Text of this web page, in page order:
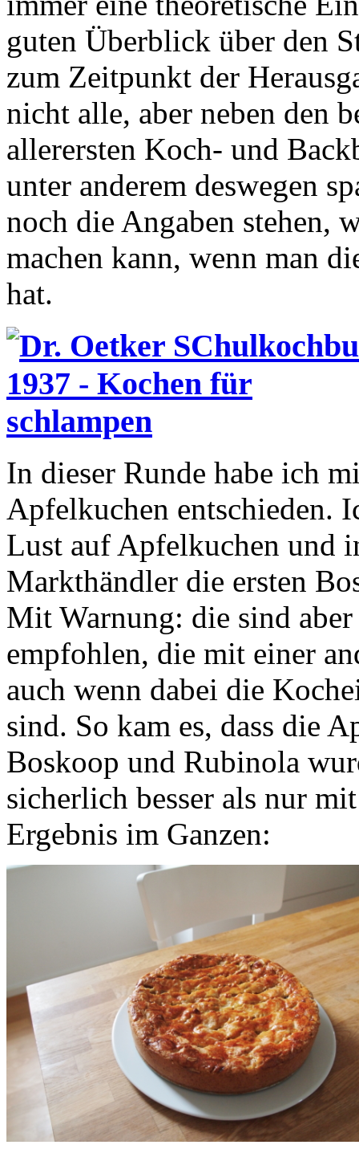
guten Überblick über den
zum Zeitpunkt der
nicht alle, aber neben den
allerersten Koch- und
unter anderem deswegen
noch die Angaben stehen,
machen kann, wenn man
hat.
In dieser Runde habe ich
Apfelkuchen entschieden.
Lust auf Apfelkuchen und
Markthändler die ersten
Mit Warnung: die sind
empfohlen, die mit einer
auch wenn dabei die
sind. So kam es, dass die
Boskoop und Rubinola
sicherlich besser als nur
Ergebnis im Ganzen: